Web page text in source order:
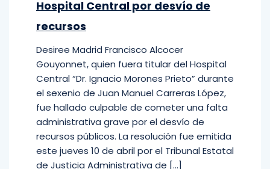
Hospital Central por desvío de
recursos
Desiree Madrid Francisco Alcocer
Gouyonnet, quien fuera titular del Hospital
Central “Dr. Ignacio Morones Prieto” durante
el sexenio de Juan Manuel Carreras López,
fue hallado culpable de cometer una falta
administrativa grave por el desvío de
recursos públicos. La resolución fue emitida
este jueves 10 de abril por el Tribunal Estatal
de Justicia Administrativa de […]